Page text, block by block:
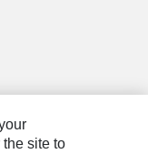
site to